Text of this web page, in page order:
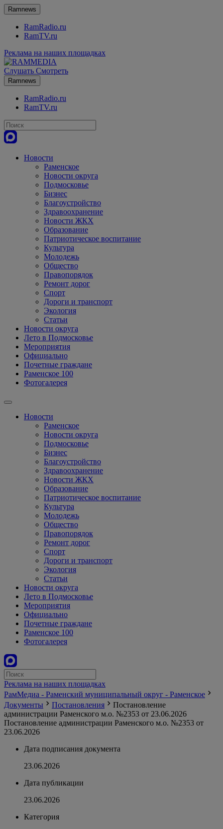
Ramnews
RamRadio.ru
RamTV.ru
Реклама на наших площадках
Слушать Смотреть
Ramnews
RamRadio.ru
RamTV.ru
Новости
Раменское
Новости округа
Подмосковье
Бизнес
Благоустройство
Здравоохранение
Новости ЖКХ
Образование
Патриотическое воспитание
Культура
Молодежь
Общество
Правопорядок
Ремонт дорог
Спорт
Дороги и транспорт
Экология
Статьи
Новости округа
Лето в Подмосковье
Мероприятия
Официально
Почетные граждане
Раменское 100
Фотогалерея
Новости
Раменское
Новости округа
Подмосковье
Бизнес
Благоустройство
Здравоохранение
Новости ЖКХ
Образование
Патриотическое воспитание
Культура
Молодежь
Общество
Правопорядок
Ремонт дорог
Спорт
Дороги и транспорт
Экология
Статьи
Новости округа
Лето в Подмосковье
Мероприятия
Официально
Почетные граждане
Раменское 100
Фотогалерея
Реклама на наших площадках
РамМедиа - Раменский муниципальный округ - Раменское
Документы
Постановления
Постановление
администрации Раменского м.о. №2353 от 23.06.2026
Постановление администрации Раменского м.о. №2353 от
23.06.2026
Дата подписания документа
23.06.2026
Дата публикации
23.06.2026
Категория